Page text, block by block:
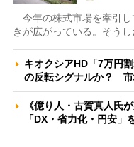
今年の株式市場を牽引し
きが広がっている。そう
キオクシアHD「7万円
の反転シグナルか？
《億り人・古賀真人氏
「DX・省力化・円安